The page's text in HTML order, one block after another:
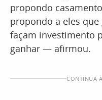
propondo
propondo a eles
façam investimento
ganhar — afirmou.
CONTINUA